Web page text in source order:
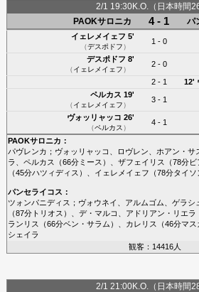
2/1 19:30K.O.（日本時間
PAOKサロニカ
4 - 1 パ
イェレメイェフ 5'
（デスポドフ）
1 - 0
デスポドフ 8'
（イェレメイェフ）
2 - 0
2 - 1 12'
ペルカス 19'
（イェレメイェフ）
3 - 1
ヴォッリャッコ 26'
（ペルカス ）
4 - 1
PAOKサロニカ ：
パヴレンカ ； ヴォッリャッコ ロヴレン ホアン・サ
ラ
ペルカス （66分ミース ）、 ザフェイリス （78分ビ
（45分ハツィディス ）、 イェレメイェフ （78分タイソ
パンセライコス ：
ツォンパニディス ； ヴォウネイ アルムゴム ゲラシ
（87分トリオス ）、 デ・マルコ アドリアン・リエラ
ランリス
（66分ベン・サラム ）、 カレリス （46分マス
シェイラ
観客：14416人
2/1 21:00K.O.（日本時間